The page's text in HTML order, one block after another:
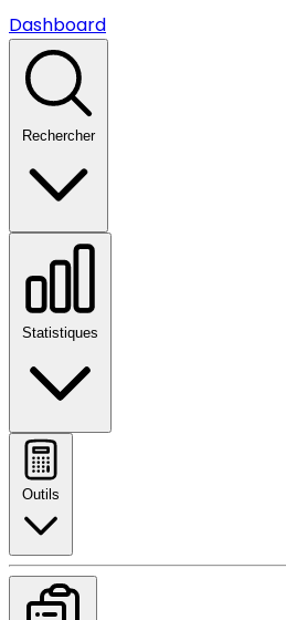
Dashboard
Rechercher
Statistiques
Outils